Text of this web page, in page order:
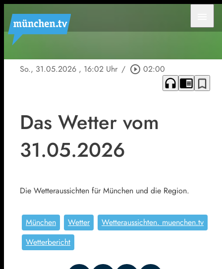
So., 31.05.2026 , 16:02 Uhr / play_circle_outline 02:00
headphones chrome_reader_mode bookmark_border
Das Wetter vom
31.05.2026
Die Wetteraussichten für München und die Region.
München Wetter
Wetteraussichten. muenchen.tv
Wetterbericht